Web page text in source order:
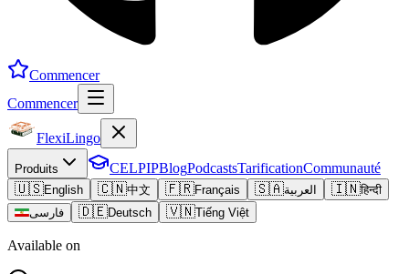
Commencer
Commencer
FlexiLingo
Produits CELPIPBlogPodcastsTarificationCommunauté
🇺🇸English 🇨🇳中文 🇫🇷Français 🇸🇦العربية 🇮🇳हिन्दी
فارسی
🇩🇪Deutsch 🇻🇳Tiếng Việt
Available on